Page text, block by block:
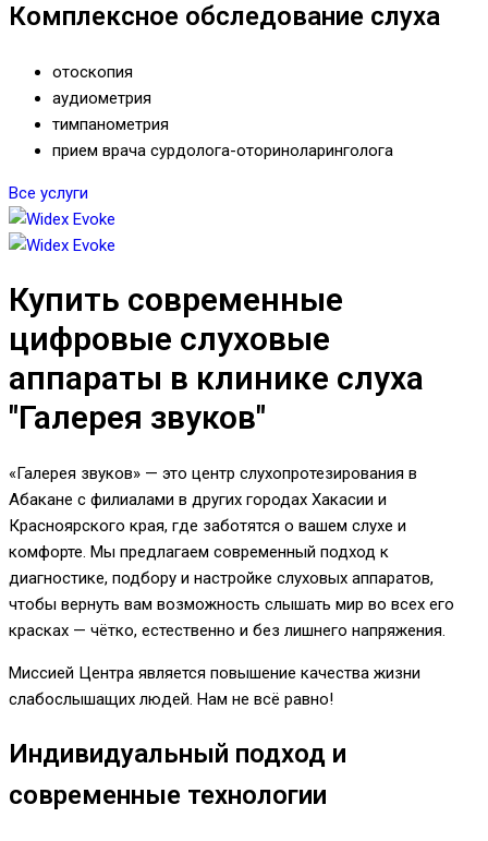
Комплексное обследование слуха
отоскопия
аудиометрия
тимпанометрия
прием врача сурдолога-оториноларинголога
Все услуги
Купить современные
цифровые слуховые
аппараты в клинике слуха
"Галерея звуков"
«Галерея звуков» — это центр слухопротезирования в
Абакане с филиалами в других городах Хакасии и
Красноярского края, где заботятся о вашем слухе и
комфорте. Мы предлагаем современный подход к
диагностике, подбору и настройке слуховых аппаратов,
чтобы вернуть вам возможность слышать мир во всех его
красках — чётко, естественно и без лишнего напряжения.
Миссией Центра является повышение качества жизни
слабослышащих людей. Нам не всё равно!
Индивидуальный подход и
современные технологии